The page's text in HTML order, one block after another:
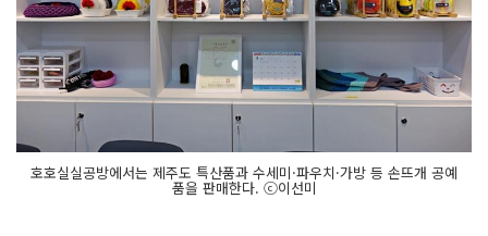
호호실실공방에서는 제주도 특산품과 수세미·파우치·가방 등 손뜨개 공예
품을 판매한다. ⓒ이선미